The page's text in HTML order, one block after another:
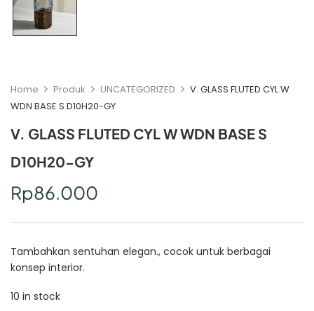
Home Produk UNCATEGORIZED
V. GLASS FLUTED CYL W
WDN BASE S D10H20-GY
V. GLASS FLUTED CYL W WDN BASE S
D10H20-GY
Rp86.000
Tambahkan sentuhan elegan., cocok untuk berbagai
konsep interior.
10 in stock